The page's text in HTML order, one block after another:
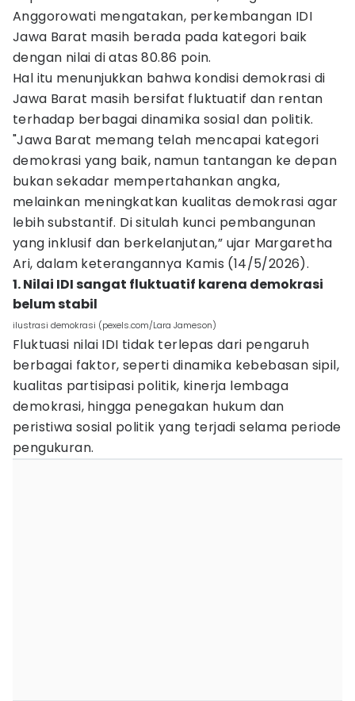
Anggorowati mengatakan, perkembangan IDI
Jawa Barat masih berada pada kategori baik
dengan nilai di atas 80.86 poin.
Hal itu menunjukkan bahwa kondisi demokrasi di
Jawa Barat masih bersifat fluktuatif dan rentan
terhadap berbagai dinamika sosial dan politik.
"Jawa Barat memang telah mencapai kategori
demokrasi yang baik, namun tantangan ke depan
bukan sekadar mempertahankan angka,
melainkan meningkatkan kualitas demokrasi agar
lebih substantif. Di situlah kunci pembangunan
yang inklusif dan berkelanjutan,” ujar Margaretha
Ari, dalam keterangannya Kamis (14/5/2026).
1. Nilai IDI sangat fluktuatif karena demokrasi
belum stabil
ilustrasi demokrasi (pexels.com/Lara Jameson)
Fluktuasi nilai IDI tidak terlepas dari pengaruh
berbagai faktor, seperti dinamika kebebasan sipil,
kualitas partisipasi politik, kinerja lembaga
demokrasi, hingga penegakan hukum dan
peristiwa sosial politik yang terjadi selama periode
pengukuran.